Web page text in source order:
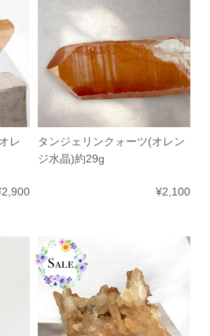
レ
タンジェリンクォーツ(オレン
ジ水晶)約29g
¥2,100